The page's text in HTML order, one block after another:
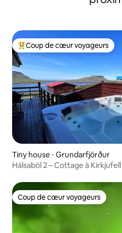
Coups de cœur voyageurs les
Coup de cœur voyageurs
Tiny house ⋅ Grundarfjörður
Hálsaból 2 – Cottage à
Coup de cœur voyageurs
Coup de cœur voyageurs